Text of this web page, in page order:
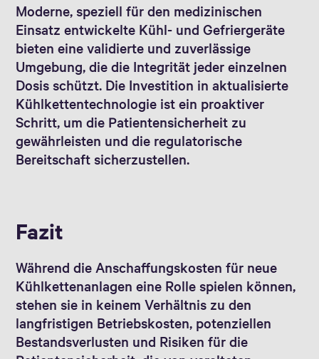
Moderne, speziell für den medizinischen
Einsatz entwickelte Kühl- und Gefriergeräte
bieten eine validierte und zuverlässige
Umgebung, die die Integrität jeder einzelnen
Dosis schützt. Die Investition in aktualisierte
Kühlkettentechnologie ist ein proaktiver
Schritt, um die Patientensicherheit zu
gewährleisten und die regulatorische
Bereitschaft sicherzustellen.
Fazit
Während die Anschaffungskosten für neue
Kühlkettenanlagen eine Rolle spielen können,
stehen sie in keinem Verhältnis zu den
langfristigen Betriebskosten, potenziellen
Bestandsverlusten und Risiken für die